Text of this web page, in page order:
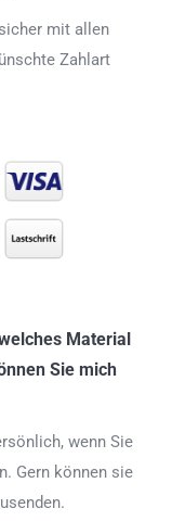
mit allen
Zahlart
Material
Sie mich
wenn Sie
Gern können sie